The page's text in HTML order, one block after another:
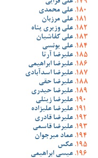
علی قرایی
علی محمدی
علی مرزبان
علی وزیری پناه
علی کفاشیان
علی یونسی
علیرضا آرتا
علیرضا ابراهیمی
علیرضا اسدآبادی
علیرضا حقی
علیرضا حیدری
علیرضا زینلی
علیرضا علیزاده
علیرضا قادری
علیرضا قاسمی
عماد میرجوان
عکس
عیسی ابراهیمی